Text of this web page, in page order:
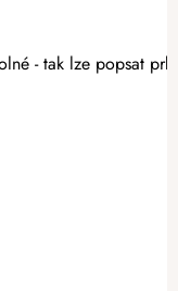
- tak lze popsat